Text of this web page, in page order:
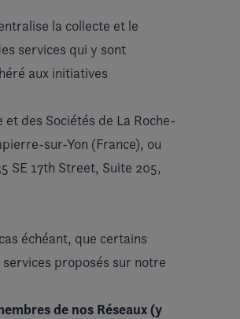
la collecte et le
services qui y sont
aux initiatives
des Sociétés de La Roche-
sur-Yon (France), ou
SE 17th Street, Suite 205,
échéant, que certains
proposés sur notre
de nos Réseaux (y